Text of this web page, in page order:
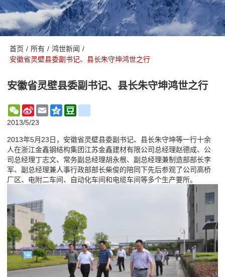
首页 / 所有 / 鸿世新闻 /
安徽省灵壁县委副书记、县长朱守坤鸿世之行
安徽省灵壁县委副书记、县长朱守坤鸿世之行
WeChat
Sina
Weibo
Email Qzone
2013/5/23
2013年5月23日，安徽省灵壁县委副书记、县长朱守坤等一行十余
人在浙江金鑫钢结构集团江苏金鑫建材有限公司总经理赵德成、公
司总经理丁志文、常务副总经理胡永根、副总经理兼制造部部长李
军、副总经理兼人事行政部部长柴俊的陪同下先后参观了公司高桥
厂区、电附二车间、自动化车间和电缆车间等多个生产要所。